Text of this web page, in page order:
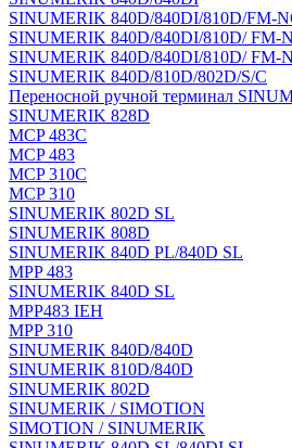
SINUMERIK 840D/840DI/810D/FM-
SINUMERIK 840D/840DI/810D/ FM-
SINUMERIK 840D/840DI/810D/ FM-
SINUMERIK 840D/810D/802D/S/C
Переносной ручной терминал
SINUMERIK 828D
MCP 483C
MCP 483
MCP 310C
MCP 310
SINUMERIK 802D SL
SINUMERIK 808D
SINUMERIK 840D PL/840D SL
MPP 483
SINUMERIK 840D SL
MPP483 IEH
MPP 310
SINUMERIK 840D/840D
SINUMERIK 810D/840D
SINUMERIK 802D
SINUMERIK / SIMOTION
SIMOTION / SINUMERIK